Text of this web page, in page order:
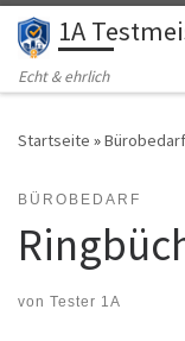
Zum Inhalt springen
1A
Echt & ehrlich
Startseite »Bürobedarf
BÜROBEDARF
von Tester 1A